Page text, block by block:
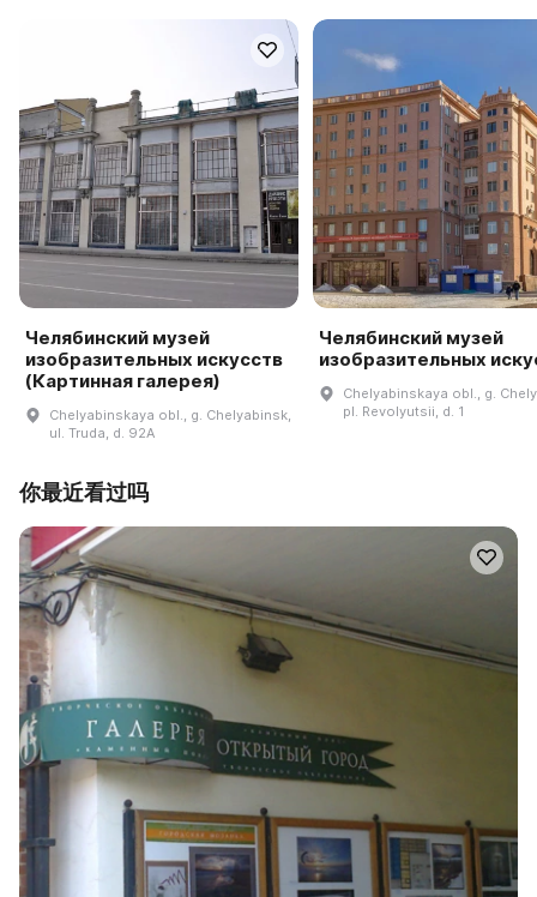
Челябинский музей
изобразительных искусств
(Картинная галерея)
Chelyabinskaya obl., g. Chelyabinsk,
ul. Truda, d. 92A
Челябинский музей
изобразительных
Chelyabinskaya obl., g.
pl. Revolyutsii, d. 1
你最近看过吗